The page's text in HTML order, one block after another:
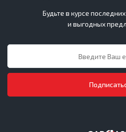
Будьте в курсе
и выгодных